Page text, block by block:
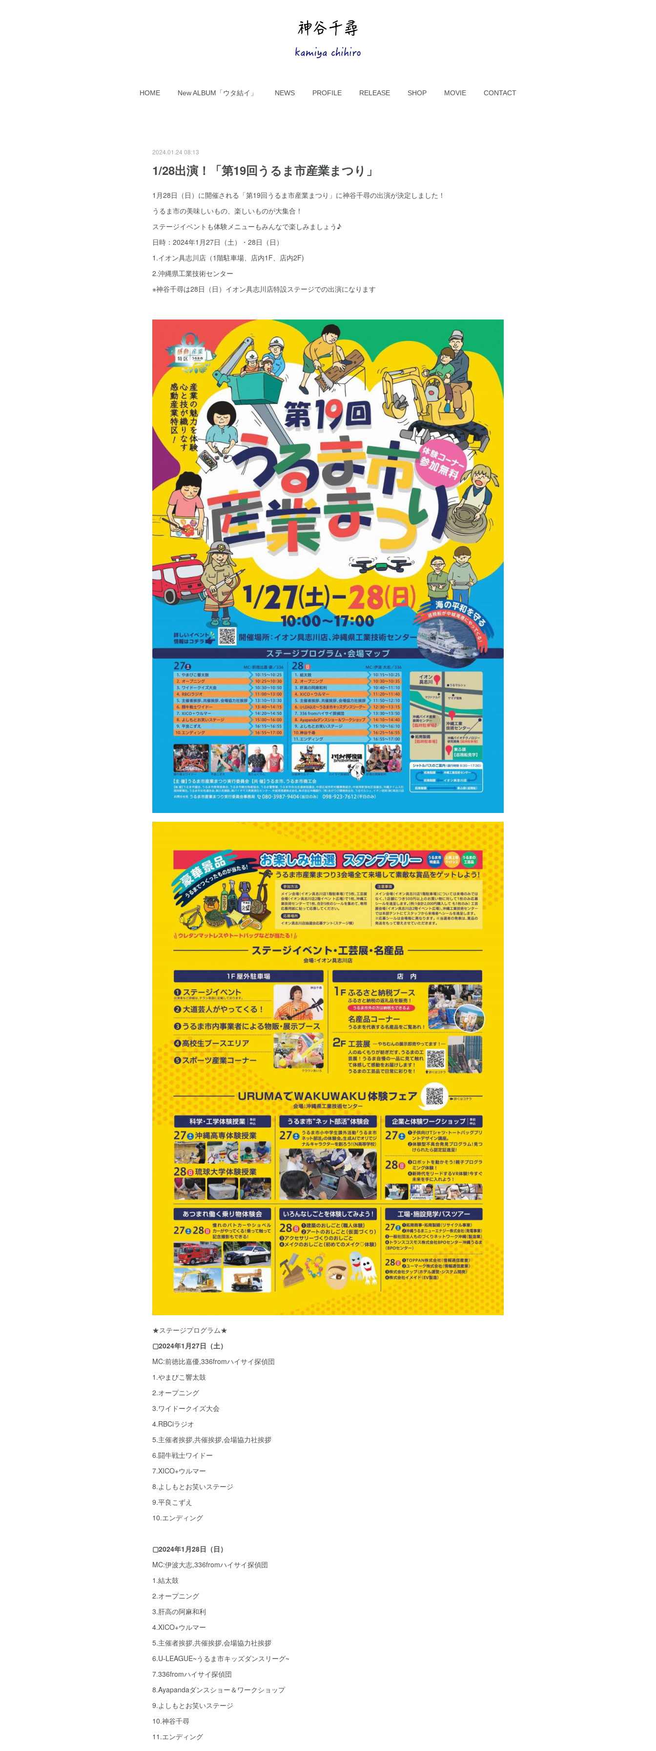
HOME New ALBUM「ウタ結イ」 NEWS PROFILE RELEASE SHOP MOVIE CONTACT
2024.01.24 08:13
1/28出演！「第19回うるま市産業まつり」
1月28日（日）に開催される「第19回うるま市産業まつり」に神谷千尋の出演が決定しました！
うるま市の美味しいもの、楽しいものが大集合！
ステージイベントも体験メニューもみんなで楽しみましょう♪
日時：2024年1月27日（土）・28日（日）
1.イオン具志川店（1階駐車場、店内1F、店内2F)
2.沖縄県工業技術センター
※神谷千尋は28日（日）イオン具志川店特設ステージでの出演になります
★ステージプログラム★
▢2024年1月27日（土）
MC:前徳比嘉優,336fromハイサイ探偵団
1.やまびこ響太鼓
2.オープニング
3.ワイドークイズ大会
4.RBCiラジオ
5.主催者挨拶,共催挨拶,会場協力社挨拶
6.闘牛戦士ワイドー
7.XICO+ウルマー
8.よしもとお笑いステージ
9.平良こずえ
10.エンディング
▢2024年1月28日（日）
MC:伊波大志,336fromハイサイ探偵団
1.結太鼓
2.オープニング
3.肝高の阿麻和利
4.XICO+ウルマー
5.主催者挨拶,共催挨拶,会場協力社挨拶
6.U-LEAGUE~うるま市キッズダンスリーグ~
7.336fromハイサイ探偵団
8.Ayapandaダンスショー＆ワークショップ
9.よしもとお笑いステージ
10.神谷千尋
11.エンディング